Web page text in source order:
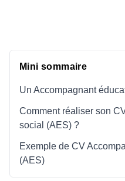
Mini sommaire
Un Accompagnant
Comment réaliser son
social (AES) ?
Exemple de CV
(AES)